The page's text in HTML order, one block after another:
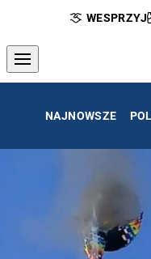
WESPRZYJ
NAJNOWSZE